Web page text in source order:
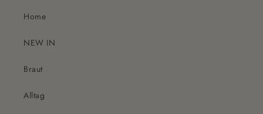
Home
NEW IN
Braut
Alltag